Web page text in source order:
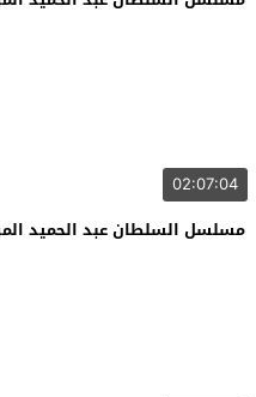
02:07:04
مسلسل السلطان عبد الحميد